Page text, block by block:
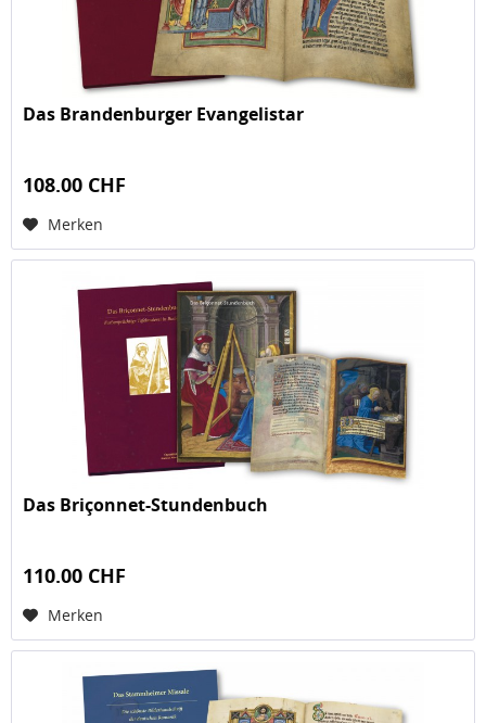
Das Brandenburger Evangelistar
108.00 CHF
Merken
Das Briçonnet-Stundenbuch
110.00 CHF
Merken